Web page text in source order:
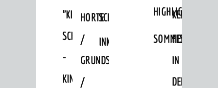
"KINDER
SCHÜTZEN
-
KINDER
HORTE
/
GRUNDSCHULBETREUUNG
/
SCHULSOZIALARBEIT
INKLUSION
HIGHLIGHTS
KERWE
SOMMERTAGSZUG
FESTE
IN
DEN